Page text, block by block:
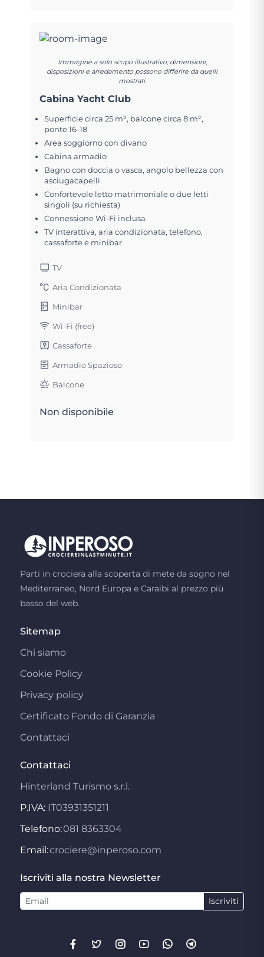
Immagine a solo scopo illustrativo; dimensioni,
disposizioni e arredamento possono differire da quelli
mostrati.
Cabina Yacht Club
Superficie circa 25 m², balcone circa 8 m²,
ponte 16-18
Area soggiorno con divano
Cabina armadio
Bagno con doccia o vasca, angolo bellezza con
asciugacapelli
Confortevole letto matrimoniale o due letti
singoli (su richiesta)
Connessione Wi-Fi inclusa
TV interattiva, aria condizionata, telefono,
cassaforte e minibar
TV
Aria Condizionata
Minibar
Wi-Fi (free)
Cassaforte
Armadio Spazioso
Balcone
Non disponibile
Parti in crociera alla scoperta di mete da sogno nel
Mediterraneo, Nord Europa e Caraibi al prezzo più
basso del web.
Sitemap
Chi siamo
Cookie Policy
Privacy policy
Certificato Fondo di Garanzia
Contattaci
Contattaci
Hinterland Turismo s.r.l.
P.IVA: IT03931351211
Telefono:081 8363304
Email:crociere@inperoso.com
Iscriviti alla nostra Newsletter
Iscriviti